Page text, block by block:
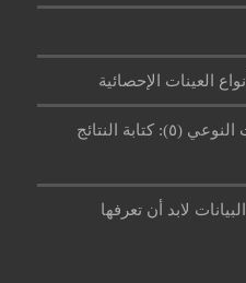
أنواع العينات الإحصائية
تحليل بيانات البحث النوعي (٥): كتابة النتائج